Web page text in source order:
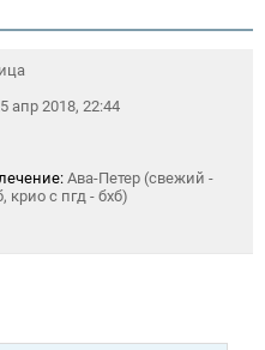
апр 2018, 22:44
Ава-Петер (свежий -
крио с пгд - бхб)